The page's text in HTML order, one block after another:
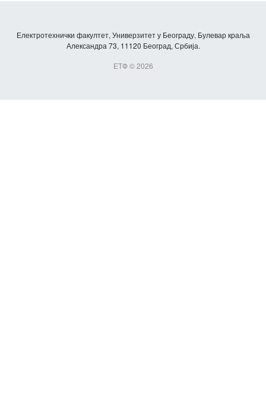
Електротехнички факултет, Универзитет у Београду, Булевар краља
Александра 73, 11120 Београд, Србија.
ЕТФ © 2026